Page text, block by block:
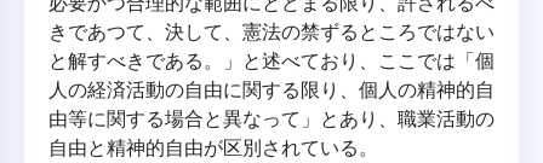
きであつて、決して、憲法の禁ずるところではない
と解すべきである。」と述べており、ここでは「個
人の経済活動の自由に関する限り、個人の精神的自
由等に関する場合と異なって」とあり、職業活動の
自由と精神的自由が区別されている。